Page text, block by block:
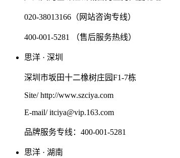
020-38013166（网站咨询专线）
400-001-5281 （售后服务热线）
思洋 · 深圳
深圳市坂田十二橡树庄园F1-7栋
Site/ http://www.szciya.com
E-mail/ itciya@vip.163.com
品牌服务专线：400-001-5281
思洋 · 湖南